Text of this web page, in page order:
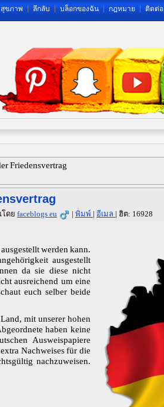
สุขภาพ ลึกลับ บล็อกของฉัน กฎหมาย ติดต่อ
Friedensvertrag
โดย faceblogs eu | พิมพ์ | อีเมล | ฮิต: 16928
werden kann.
ausgestellt
da sie diese nicht
ausreichend um eine
euch selber beide
mit unserer hohen
haben keine
Ausweispapiere
Nachweises für die
nachzuweisen.